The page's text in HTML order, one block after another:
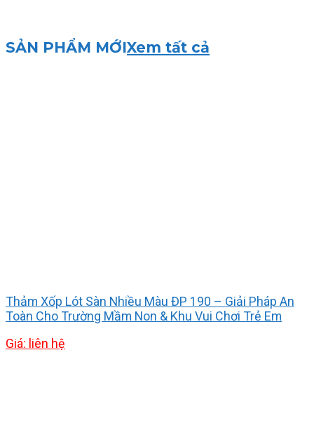
SẢN PHẨM MỚIXem tất cả
Thảm Xốp Lót Sàn Nhiều Màu ĐP 190 – Giải Pháp An
Toàn Cho Trường Mầm Non & Khu Vui Chơi Trẻ Em
Giá: liên hệ